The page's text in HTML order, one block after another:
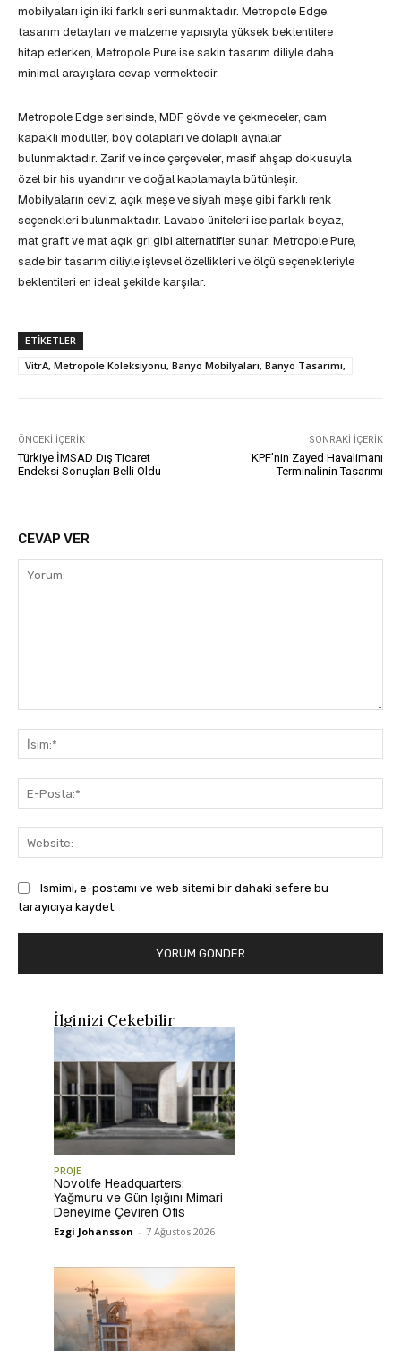
mobilyaları için iki farklı seri sunmaktadır. Metropole Edge,
tasarım detayları ve malzeme yapısıyla yüksek beklentilere
hitap ederken, Metropole Pure ise sakin tasarım diliyle daha
minimal arayışlara cevap vermektedir.
Metropole Edge serisinde, MDF gövde ve çekmeceler, cam
kapaklı modüller, boy dolapları ve dolaplı aynalar
bulunmaktadır. Zarif ve ince çerçeveler, masif ahşap dokusuyla
özel bir his uyandırır ve doğal kaplamayla bütünleşir.
Mobilyaların ceviz, açık meşe ve siyah meşe gibi farklı renk
seçenekleri bulunmaktadır. Lavabo üniteleri ise parlak beyaz,
mat grafit ve mat açık gri gibi alternatifler sunar. Metropole Pure,
sade bir tasarım diliyle işlevsel özellikleri ve ölçü seçenekleriyle
beklentileri en ideal şekilde karşılar.
ETIKETLER
VitrA, Metropole Koleksiyonu, Banyo Mobilyaları, Banyo Tasarımı,
ÖNCEKI İÇERIK
Türkiye İMSAD Dış Ticaret
Endeksi Sonuçları Belli Oldu
SONRAKI İÇERIK
KPF’nin Zayed Havalimanı
Terminalinin Tasarımı
CEVAP VER
Ismimi, e-postamı ve web sitemi bir dahaki sefere bu
tarayıcıya kaydet.
İlginizi Çekebilir
PROJE
Novolife Headquarters:
Yağmuru ve Gün Işığını Mimari
Deneyime Çeviren Ofis
Ezgi Johansson - 7 Ağustos 2026